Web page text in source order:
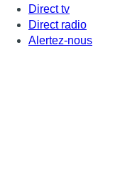
Direct tv
Direct radio
Alertez-nous